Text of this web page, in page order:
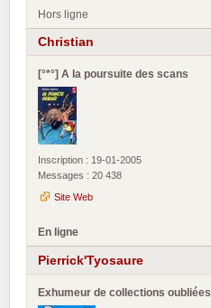
Hors ligne
Christian
[°*°] A la poursuite des scans
Inscription : 19-01-2005
Messages : 20 438
Site Web
En ligne
Pierrick'Tyosaure
Exhumeur de collections oubliées